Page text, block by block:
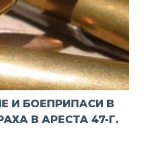
И БОЕПРИПАСИ В
В АРЕСТА 47-Г.